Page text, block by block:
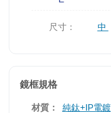
尺寸： 中
鏡框規格
材質： 純鈦+IP電鍍